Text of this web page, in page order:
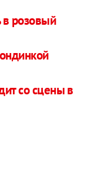
в розовый
со сцены в